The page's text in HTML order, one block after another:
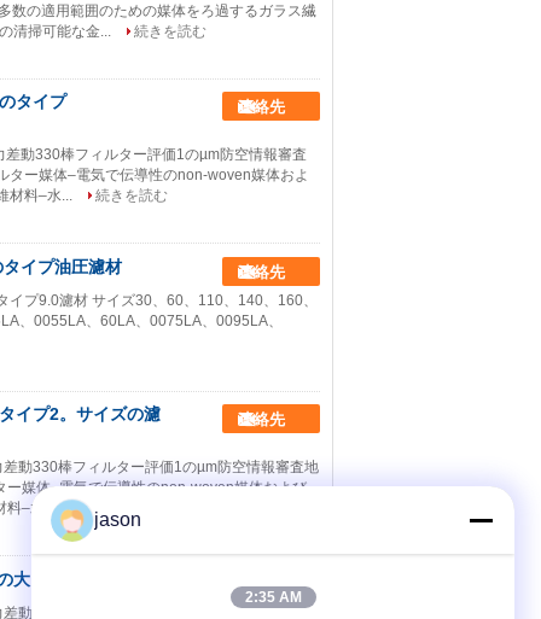
の適用範囲のための媒体をろ過するガラス繊
清掃可能な金...
続きを読む
タイプ 連絡先
動330棒フィルター評価1のµm防空情報審査
ー媒体–電気で伝導性のnon-woven媒体およ
材料–水...
続きを読む
イプ油圧濾材 連絡先
プ9.0濾材 サイズ30、60、110、140、160、
、0055LA、60LA、0075LA、0095LA、
イプ2。サイズの濾 連絡先
動330棒フィルター評価1のµm防空情報審査地
媒体–電気で伝導性のnon-woven媒体および
料–水...
続きを読む
きさの濾材 連絡先
動330棒フィルター評価1のµm防空情報審査地
jason
2:35 AM